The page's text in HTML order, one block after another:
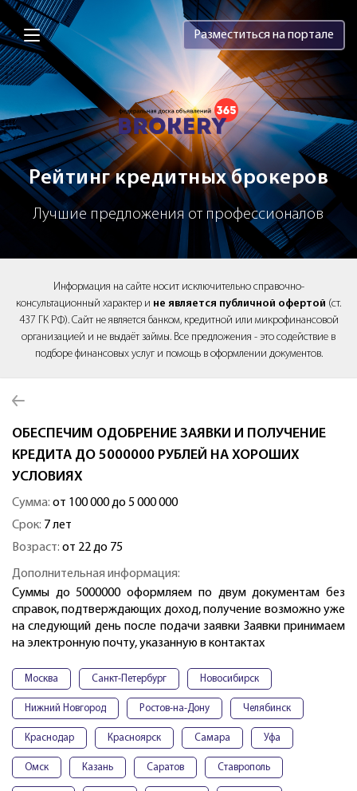
Brokery365 - Рейтинг кредитных
Разместиться на портале
Рейтинг кредитных брокеров
Лучшие предложения от профессионалов
Информация на сайте носит исключительно справочно-
консультационный характер и не является публичной офертой (ст.
437 ГК РФ). Сайт не является банком, кредитной или микрофинансовой
организацией и не выдаёт займы. Все предложения - это содействие в
подборе финансовых услуг и помощь в оформлении документов.
ОБЕСПЕЧИМ ОДОБРЕНИЕ ЗАЯВКИ И ПОЛУЧЕНИЕ
КРЕДИТА ДО 5000000 РУБЛЕЙ НА ХОРОШИХ
УСЛОВИЯХ
Сумма: от 100 000 до 5 000 000
Срок: 7 лет
Возраст: от 22 до 75
Дополнительная информация:
Суммы до 5000000 оформляем по двум документам без
справок, подтверждающих доход, получение возможно уже
на следующий день после подачи заявки Заявки принимаем
на электронную почту, указанную в контактах
Москва Санкт-Петербург Новосибирск
Нижний Новгород Ростов-на-Дону Челябинск
Краснодар Красноярск Самара Уфа
Омск Казань Саратов Ставрополь